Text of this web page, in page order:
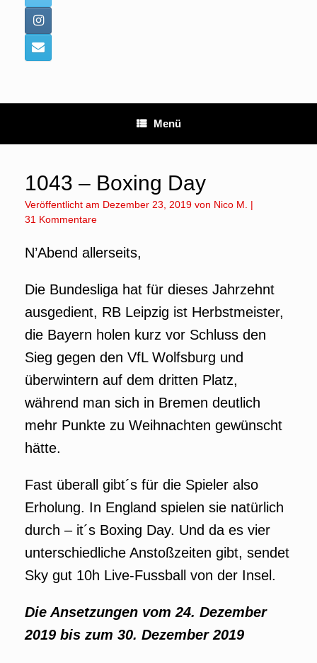
Menü
1043 – Boxing Day
Veröffentlicht am Dezember 23, 2019 von Nico M.
|
31 Kommentare
N’Abend allerseits,
Die Bundesliga hat für dieses Jahrzehnt
ausgedient, RB Leipzig ist Herbstmeister,
die Bayern holen kurz vor Schluss den
Sieg gegen den VfL Wolfsburg und
überwintern auf dem dritten Platz,
während man sich in Bremen deutlich
mehr Punkte zu Weihnachten gewünscht
hätte.
Fast überall gibt´s für die Spieler also
Erholung. In England spielen sie natürlich
durch – it´s Boxing Day. Und da es vier
unterschiedliche Anstoßzeiten gibt, sendet
Sky gut 10h Live-Fussball von der Insel.
Die Ansetzungen vom 24. Dezember
2019 bis zum 30. Dezember 2019